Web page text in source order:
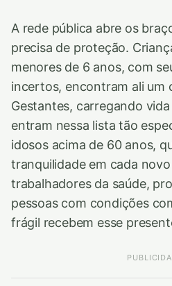
A rede pública abre os
precisa de proteção.
menores de 6 anos, com
incertos, encontram ali um
Gestantes, carregando
entram nessa lista tão
idosos acima de 60 anos,
tranquilidade em cada
trabalhadores da saúde,
pessoas com condições
frágil recebem esse